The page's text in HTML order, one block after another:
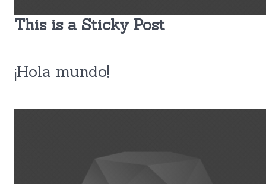
This is a Sticky Post
¡Hola mundo!